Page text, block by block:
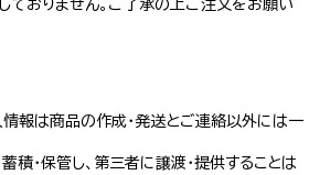
ておりません。ご了承の上ご注文をお願い
報は商品の作成・発送とご連絡以外には一
積・保管し、第三者に譲渡・提供することは